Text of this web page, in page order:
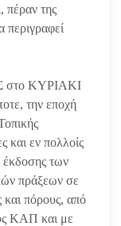
πέραν της
περιγραφεί
ΚΥΡΙΑΚΙ
την εποχή
και εν πολλοίς
έκδοσης των
πράξεων σε
και πόρους, από
ΚΑΠ και με